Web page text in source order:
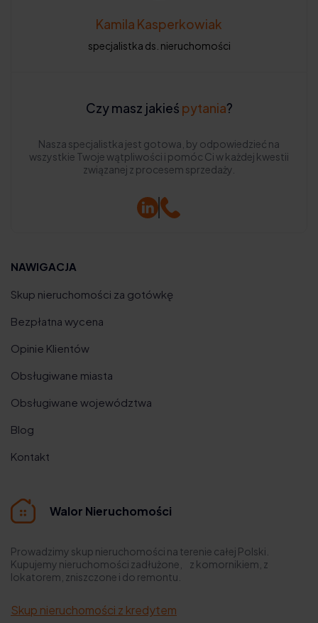
Kamila Kasperkowiak
specjalistka ds. nieruchomości
Czy masz jakieś pytania?
Nasza specjalistka jest gotowa, by odpowiedzieć na
wszystkie Twoje wątpliwości i pomóc Ci w każdej kwestii
związanej z procesem sprzedaży.
Walor Nieruchomości
Prowadzimy skup nieruchomości na terenie całej Polski.
Kupujemy nieruchomości zadłużone, z komornikiem, z
lokatorem, zniszczone i do remontu.
Skup nieruchomości z kredytem
NAWIGACJA
Skup nieruchomości za gotówkę
Bezpłatna wycena
Opinie Klientów
Obsługiwane miasta
Obsługiwane województwa
Blog
Kontakt